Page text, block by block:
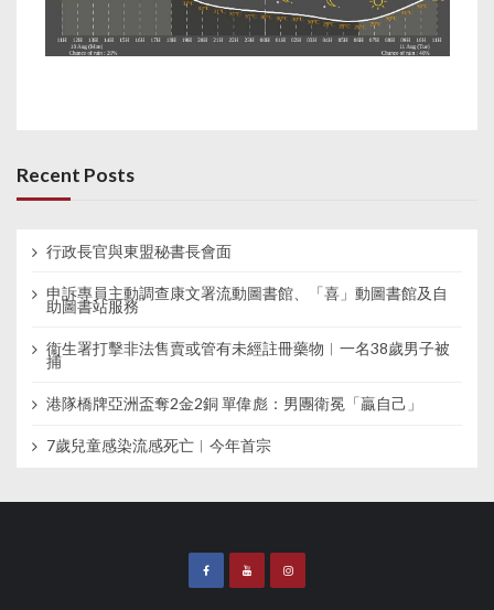
Recent Posts
行政長官與東盟秘書長會面
申訴專員主動調查康文署流動圖書館、「喜」動圖書館及自
助圖書站服務
衞生署打擊非法售賣或管有未經註冊藥物︱一名38歲男子被
捕
港隊橋牌亞洲盃奪2金2銅 單偉彪：男團衛冕「贏自己」
7歲兒童感染流感死亡︱今年首宗